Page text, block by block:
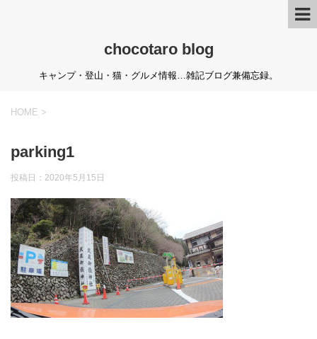
chocotaro blog
キャンプ・登山・猫・グルメ情報…雑記ブログ兼備忘録。
HOME >
parking1
投稿日： 2020年5月15日